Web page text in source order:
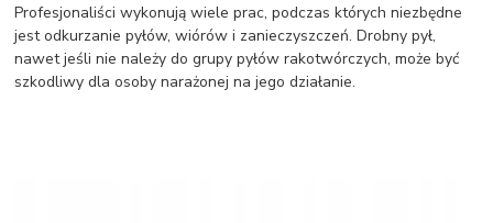
Profesjonaliści wykonują wiele prac, podczas których niezbędne
jest odkurzanie pyłów, wiórów i zanieczyszczeń. Drobny pył,
nawet jeśli nie należy do grupy pyłów rakotwórczych, może być
szkodliwy dla osoby narażonej na jego działanie.